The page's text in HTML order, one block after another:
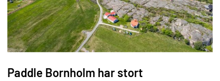
Paddle Bornholm har stort